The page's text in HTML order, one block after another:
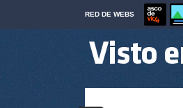
RED DE WEBS